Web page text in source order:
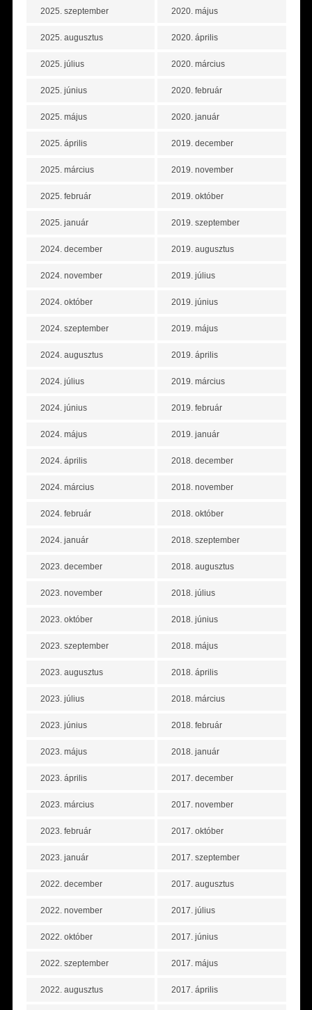
2025. szeptember
2025. augusztus
2025. július
2025. június
2025. május
2025. április
2025. március
2025. február
2025. január
2024. december
2024. november
2024. október
2024. szeptember
2024. augusztus
2024. július
2024. június
2024. május
2024. április
2024. március
2024. február
2024. január
2023. december
2023. november
2023. október
2023. szeptember
2023. augusztus
2023. július
2023. június
2023. május
2023. április
2023. március
2023. február
2023. január
2022. december
2022. november
2022. október
2022. szeptember
2022. augusztus
2020. május
2020. április
2020. március
2020. február
2020. január
2019. december
2019. november
2019. október
2019. szeptember
2019. augusztus
2019. július
2019. június
2019. május
2019. április
2019. március
2019. február
2019. január
2018. december
2018. november
2018. október
2018. szeptember
2018. augusztus
2018. július
2018. június
2018. május
2018. április
2018. március
2018. február
2018. január
2017. december
2017. november
2017. október
2017. szeptember
2017. augusztus
2017. július
2017. június
2017. május
2017. április